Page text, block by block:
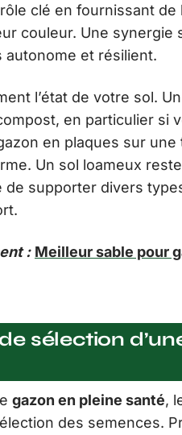
clé en fournissant de
couleur. Une
autonome et résilient.
l’état de votre sol. Un
en particulier si
en plaques sur
Un sol loameux reste
de supporter divers
: Meilleur sable pour
sélection
gazon en pleine santé,
des semences.